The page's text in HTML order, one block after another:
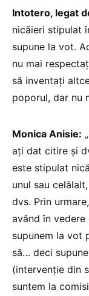
Intotero, legat
nicăieri stipulat
supune la vot.
nu mai
să inventați
poporul, dar nu
Monica Anisie:
ați dat citire și
este stipulat
unul sau
dvs. Prin
având în
supunem la vot
să… deci
(intervenție din
suntem la